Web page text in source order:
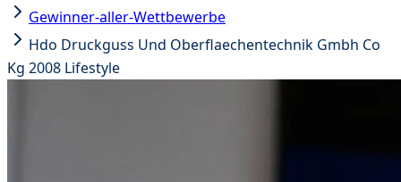
Gewinner-aller-Wettbewerbe
Hdo Druckguss Und Oberflaechentechnik Gmbh Co
Kg 2008 Lifestyle